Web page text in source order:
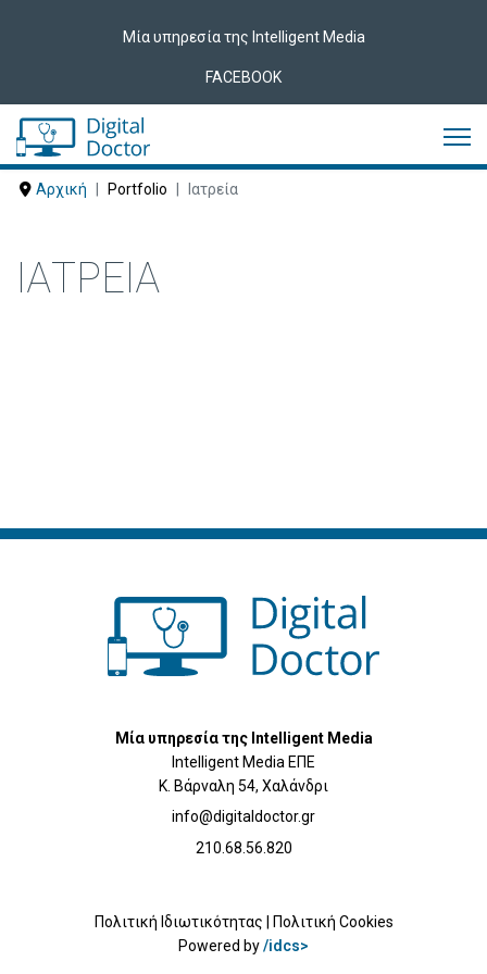
Μία υπηρεσία της Intelligent Media
FACEBOOK
Αρχική Portfolio Ιατρεία
ΙΑΤΡΕΊΑ
Μία υπηρεσία της Intelligent Media
Intelligent Media ΕΠΕ
Κ. Βάρναλη 54, Χαλάνδρι
info@digitaldoctor.gr
210.68.56.820
Πολιτική Ιδιωτικότητας | Πολιτική Cookies
Powered by/idcs>